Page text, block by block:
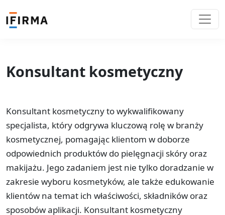
Konsultant kosmetyczny
Konsultant kosmetyczny to wykwalifikowany
specjalista, który odgrywa kluczową rolę w branży
kosmetycznej, pomagając klientom w doborze
odpowiednich produktów do pielęgnacji skóry oraz
makijażu. Jego zadaniem jest nie tylko doradzanie w
zakresie wyboru kosmetyków, ale także edukowanie
klientów na temat ich właściwości, składników oraz
sposobów aplikacji. Konsultant kosmetyczny